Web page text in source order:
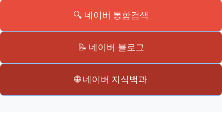
🔍 네이버 통합검색
📝 네이버 블로그
🌐 네이버 지식백과